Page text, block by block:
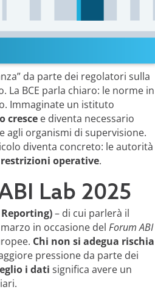
da parte dei regolatori sulla
La BCE parla chiaro: le norme in
Immaginate un istituto
crescee diventa necessario
agli organismi di supervisione.
diventa concreto: le autorità
restrizioni operative.
Lab 2025
– di cui parlerà il
in occasione del Forum ABI
Chi non si adegua rischia
pressione da parte dei
i dati significa avere un